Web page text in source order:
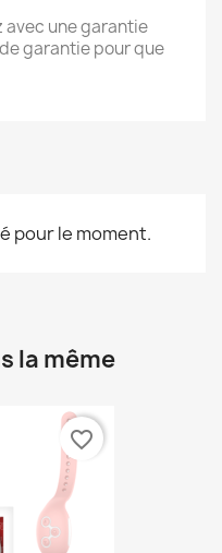
avec une garantie
garantie pour que
pour le moment.
la même
favorite_border